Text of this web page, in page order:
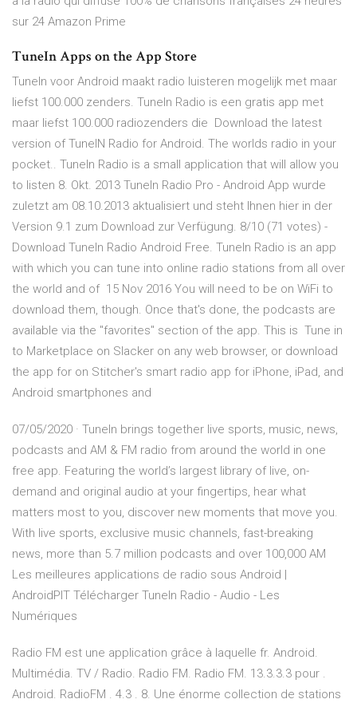
sur 24 Amazon Prime
‎TuneIn Apps on the App Store
TuneIn voor Android maakt radio luisteren mogelijk met maar
liefst 100.000 zenders. TuneIn Radio is een gratis app met
maar liefst 100.000 radiozenders die Download the latest
version of TuneIN Radio for Android. The worlds radio in your
pocket.. TuneIn Radio is a small application that will allow you
to listen 8. Okt. 2013 TuneIn Radio Pro - Android App wurde
zuletzt am 08.10.2013 aktualisiert und steht Ihnen hier in der
Version 9.1 zum Download zur Verfügung. 8/10 (71 votes) -
Download TuneIn Radio Android Free. TuneIn Radio is an app
with which you can tune into online radio stations from all over
the world and of 15 Nov 2016 You will need to be on WiFi to
download them, though. Once that's done, the podcasts are
available via the "favorites" section of the app. This is Tune in
to Marketplace on Slacker on any web browser, or download
the app for on Stitcher's smart radio app for iPhone, iPad, and
Android smartphones and
07/05/2020 · TuneIn brings together live sports, music, news,
podcasts and AM & FM radio from around the world in one
free app. Featuring the world’s largest library of live, on-
demand and original audio at your fingertips, hear what
matters most to you, discover new moments that move you.
With live sports, exclusive music channels, fast-breaking
news, more than 5.7 million podcasts and over 100,000 AM
Les meilleures applications de radio sous Android |
AndroidPIT Télécharger TuneIn Radio - Audio - Les
Numériques
Radio FM est une application grâce à laquelle fr. Android.
Multimédia. TV / Radio. Radio FM. Radio FM. 13.3.3.3 pour .
Android. RadioFM . 4.3 . 8. Une énorme collection de stations